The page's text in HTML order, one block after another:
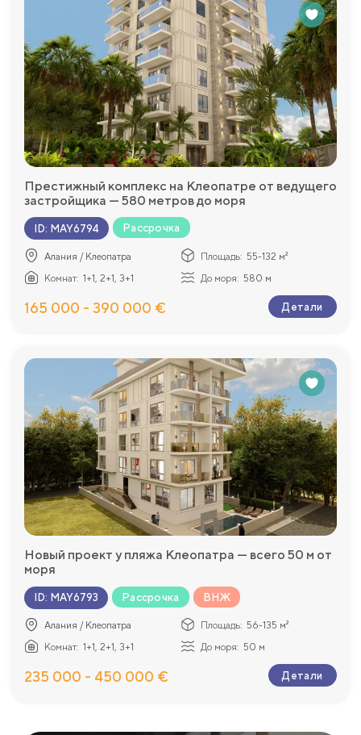
Престижный комплекс на Клеопатре от ведущего
застройщика — 580 метров до моря
ID: MAY6794 Рассрочка
Алания / Клеопатра Площадь: 55-132 м²
Комнат: 1+1, 2+1, 3+1 До моря: 580 м
165 000 - 390 000 € Детали
Новый проект у пляжа Клеопатра — всего 50 м от
моря
ID: MAY6793 Рассрочка ВНЖ
Алания / Клеопатра Площадь: 56-135 м²
Комнат: 1+1, 2+1, 3+1 До моря: 50 м
235 000 - 450 000 € Детали